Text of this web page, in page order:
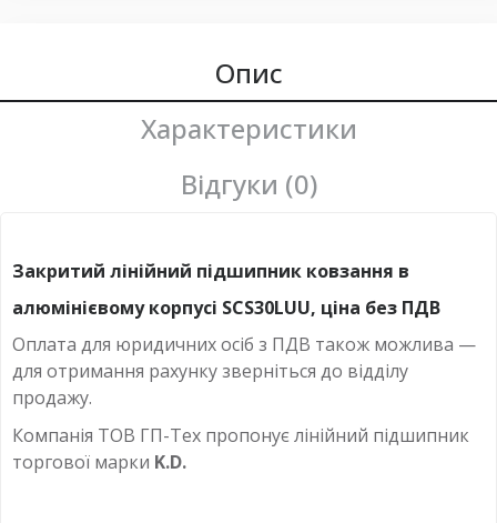
линейный подшипник в корпусе sc15uu
подшипник в корпусе sc30uu
подшипниковый блок sc30uu scs30luu
Опис
Характеристики
Відгуки (0)
Закритий лінійний підшипник ковзання в
алюмінієвому корпусі SCS30LUU, ціна без ПДВ
Оплата для юридичних осіб з ПДВ також можлива —
для отримання рахунку зверніться до відділу
продажу.
Компанія ТОВ ГП-Тех пропонує лінійний підшипник
торгової марки K.D.